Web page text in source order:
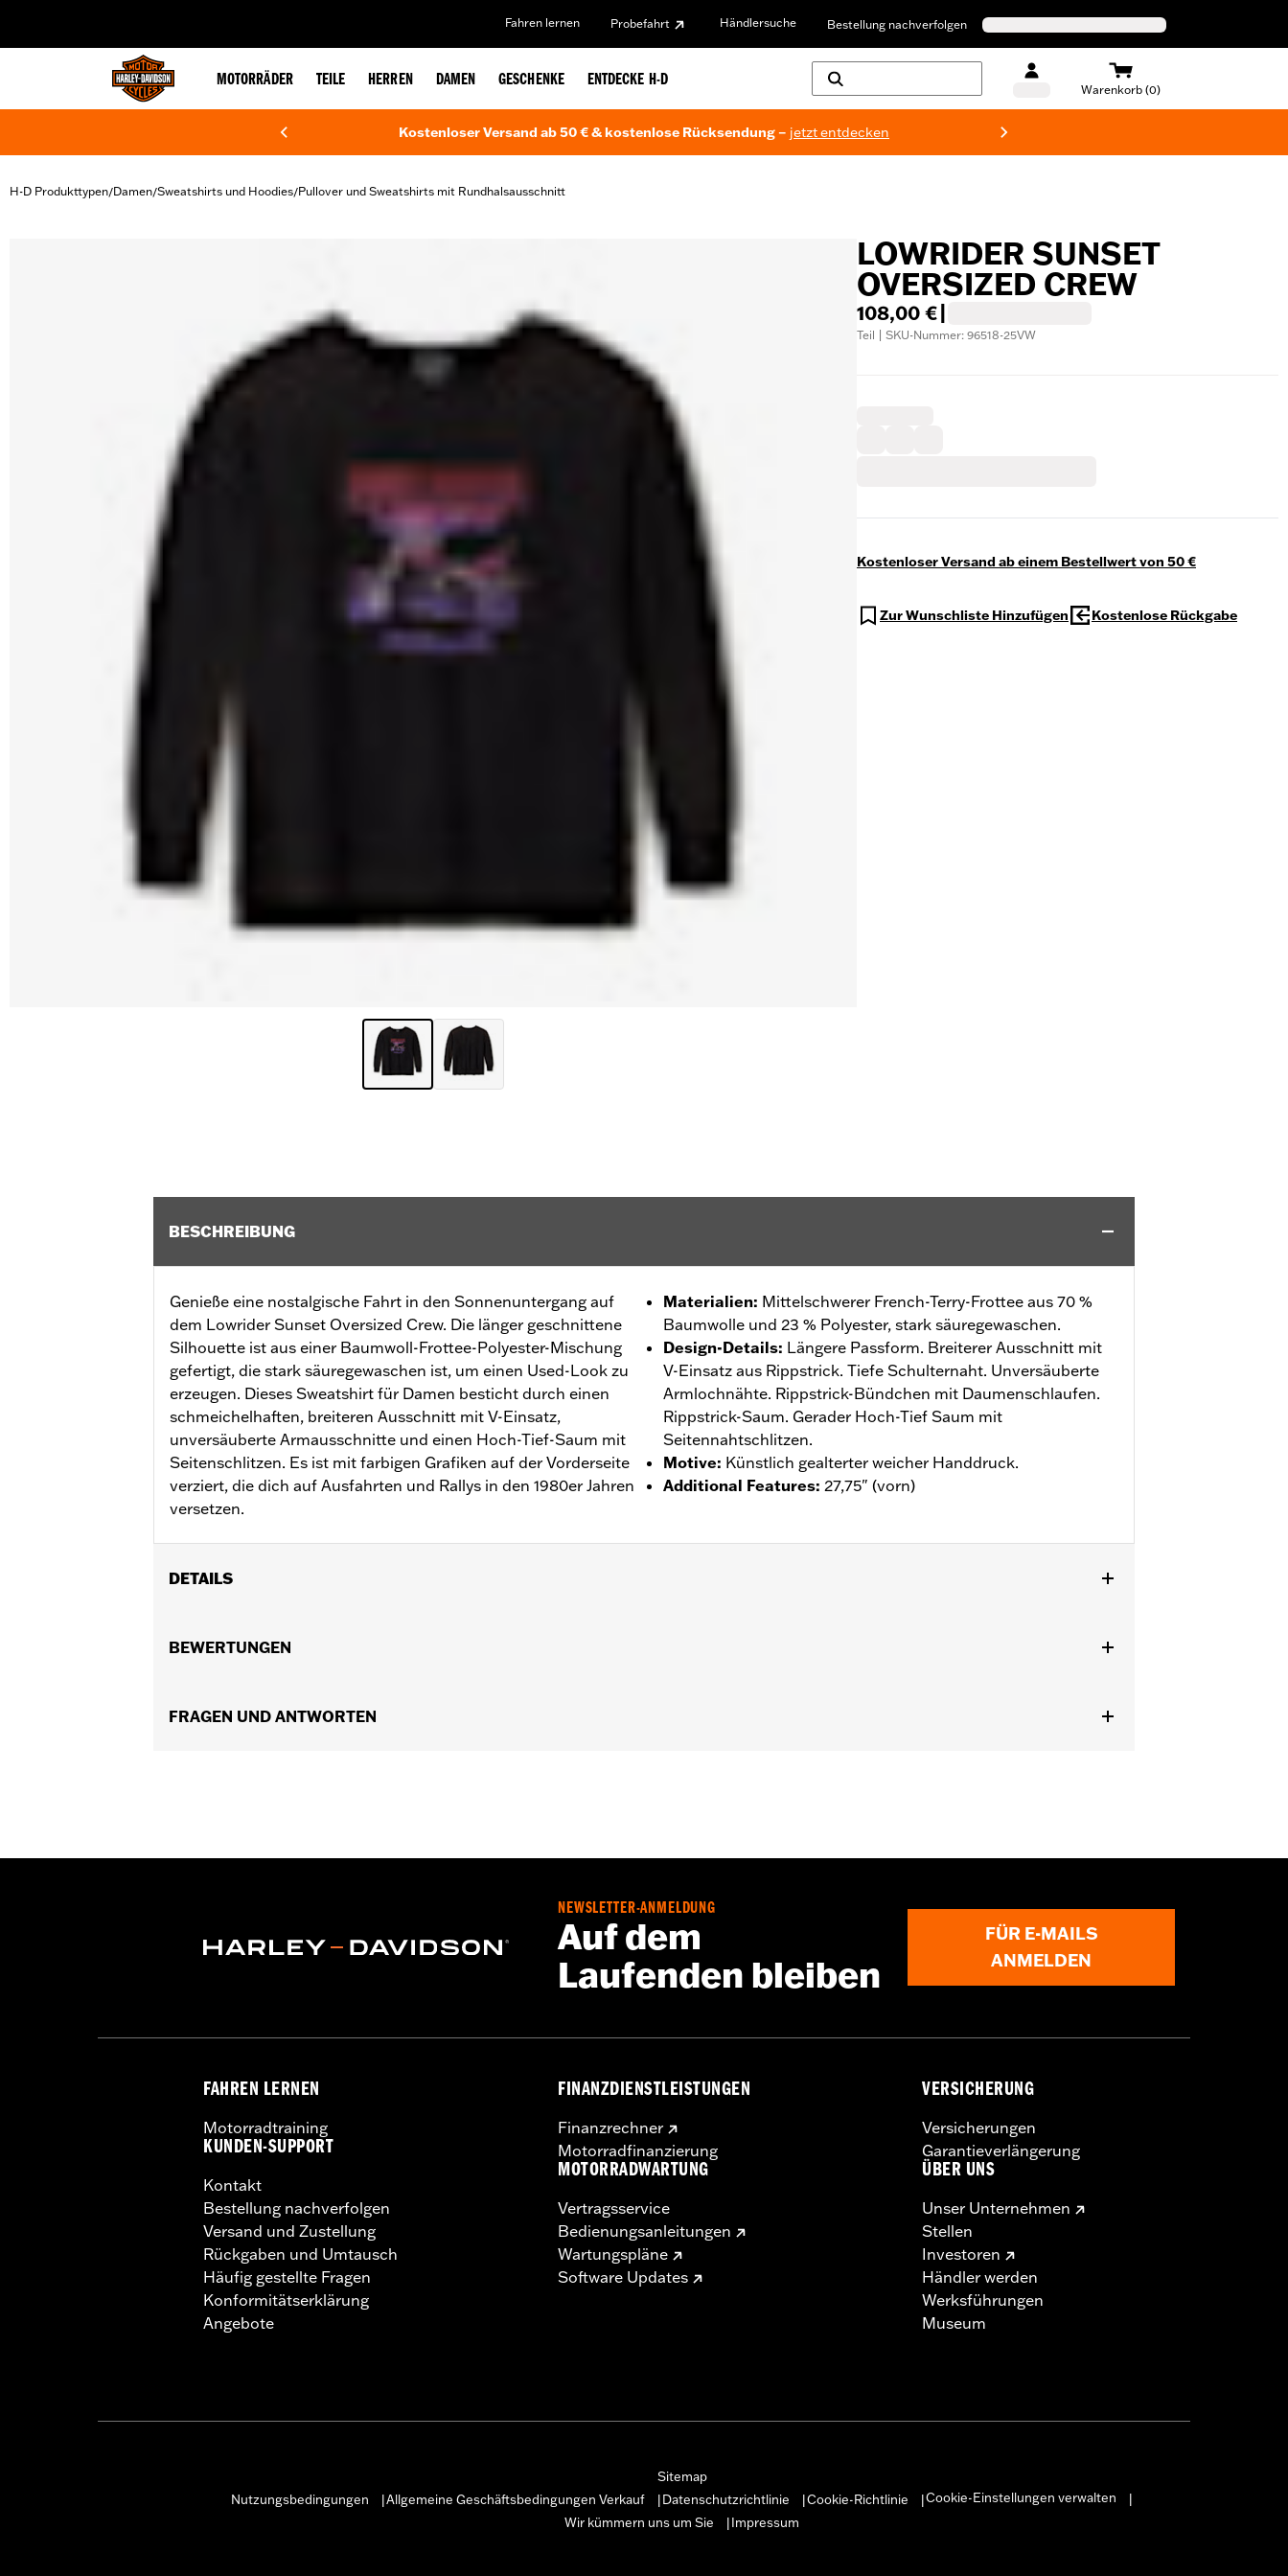
Fahren lernen Probefahrt Händlersuche Bestellung nachverfolgen
MOTORRÄDER TEILE HERREN DAMEN GESCHENKE ENTDECKE H-D
Warenkorb (0)
Kostenloser Versand ab 50 € & kostenlose Rücksendung – jetzt entdecken
H-D Produkttypen/Damen/Sweatshirts und Hoodies/Pullover und Sweatshirts mit Rundhalsausschnitt
LOWRIDER SUNSET
OVERSIZED CREW
108,00 €
Teil | SKU-Nummer: 96518-25VW
Kostenloser Versand ab einem Bestellwert von 50 €
Zur Wunschliste Hinzufügen Kostenlose Rückgabe
BESCHREIBUNG
Genieße eine nostalgische Fahrt in den Sonnenuntergang auf
dem Lowrider Sunset Oversized Crew. Die länger geschnittene
Silhouette ist aus einer Baumwoll-Frottee-Polyester-Mischung
gefertigt, die stark säuregewaschen ist, um einen Used-Look zu
erzeugen. Dieses Sweatshirt für Damen besticht durch einen
schmeichelhaften, breiteren Ausschnitt mit V-Einsatz,
unversäuberte Armausschnitte und einen Hoch-Tief-Saum mit
Seitenschlitzen. Es ist mit farbigen Grafiken auf der Vorderseite
verziert, die dich auf Ausfahrten und Rallys in den 1980er Jahren
versetzen.
Materialien: Mittelschwerer French-Terry-Frottee aus 70 %
Baumwolle und 23 % Polyester, stark säuregewaschen.
Design-Details: Längere Passform. Breiterer Ausschnitt mit
V-Einsatz aus Rippstrick. Tiefe Schulternaht. Unversäuberte
Armlochnähte. Rippstrick-Bündchen mit Daumenschlaufen.
Rippstrick-Saum. Gerader Hoch-Tief Saum mit
Seitennahtschlitzen.
Motive: Künstlich gealterter weicher Handdruck.
Additional Features: 27,75" (vorn)
DETAILS
GARANTIE:2 Jahre beschränkte Garantie – Auf
BEWERTUNGEN
FRAGEN UND ANTWORTEN
NEWSLETTER-ANMELDUNG
Auf dem
Laufenden bleiben
FÜR E-MAILS
ANMELDEN
FAHREN LERNEN
Motorradtraining
KUNDEN-SUPPORT
Kontakt
Bestellung nachverfolgen
Versand und Zustellung
Rückgaben und Umtausch
Häufig gestellte Fragen
Konformitätserklärung
Angebote
FINANZDIENSTLEISTUNGEN
Finanzrechner
Motorradfinanzierung
MOTORRADWARTUNG
Vertragsservice
Bedienungsanleitungen
Wartungspläne
Software Updates
VERSICHERUNG
Versicherungen
Garantieverlängerung
ÜBER UNS
Unser Unternehmen
Stellen
Investoren
Händler werden
Werksführungen
Museum
Sitemap
Nutzungsbedingungen
Allgemeine Geschäftsbedingungen Verkauf Datenschutzrichtlinie Cookie-Richtlinie Cookie-Einstellungen verwalten
Wir kümmern uns um Sie
Impressum